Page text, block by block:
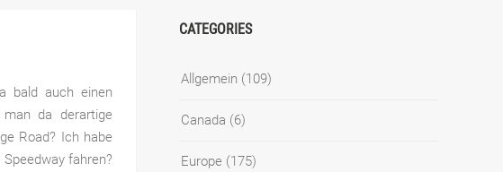
bald auch einen
da derartige
Road? Ich habe
fahren?
CATEGORIES
Allgemein (109)
Canada (6)
Europe (175)